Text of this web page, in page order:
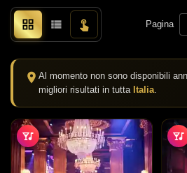
Pagina
Al momento non sono disponibili
migliori risultati in tutta Italia